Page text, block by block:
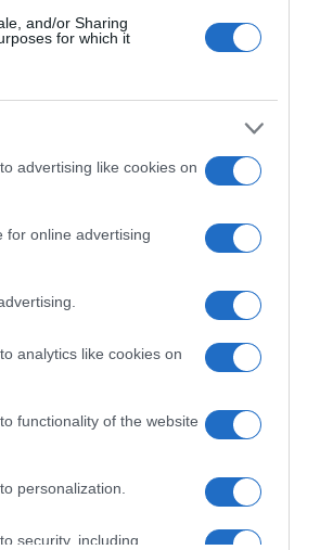
and/or Sharing
for which it
advertising like cookies on
for online advertising
analytics like cookies on
functionality of the website
personalization.
security, including
10-én. A múltban a jövőm –
ünnep, mely a kultúra és a
emléktáblaavató ünnepséget